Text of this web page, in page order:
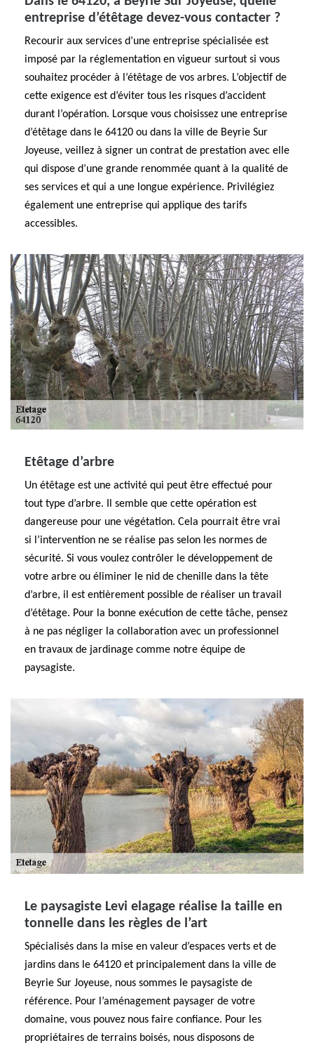
entreprise d’étêtage devez-vous contacter ?
Recourir aux services d’une entreprise spécialisée est
imposé par la réglementation en vigueur surtout si vous
souhaitez procéder à l’étêtage de vos arbres. L’objectif de
cette exigence est d’éviter tous les risques d’accident
durant l’opération. Lorsque vous choisissez une entreprise
d’étêtage dans le 64120 ou dans la ville de Beyrie Sur
Joyeuse, veillez à signer un contrat de prestation avec elle
qui dispose d’une grande renommée quant à la qualité de
ses services et qui a une longue expérience. Privilégiez
également une entreprise qui applique des tarifs
accessibles.
Etêtage d’arbre
Un étêtage est une activité qui peut être effectué pour
tout type d’arbre. Il semble que cette opération est
dangereuse pour une végétation. Cela pourrait être vrai
si l’intervention ne se réalise pas selon les normes de
sécurité. Si vous voulez contrôler le développement de
votre arbre ou éliminer le nid de chenille dans la tête
d’arbre, il est entièrement possible de réaliser un travail
d’étêtage. Pour la bonne exécution de cette tâche, pensez
à ne pas négliger la collaboration avec un professionnel
en travaux de jardinage comme notre équipe de
paysagiste.
Le paysagiste Levi elagage réalise la taille en
tonnelle dans les règles de l’art
Spécialisés dans la mise en valeur d’espaces verts et de
jardins dans le 64120 et principalement dans la ville de
Beyrie Sur Joyeuse, nous sommes le paysagiste de
référence. Pour l’aménagement paysager de votre
domaine, vous pouvez nous faire confiance. Pour les
propriétaires de terrains boisés, nous disposons de